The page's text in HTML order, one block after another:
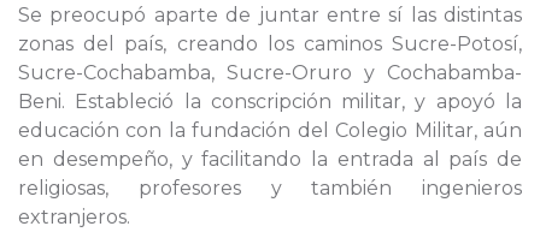
Se preocupó aparte de juntar entre sí las distintas
zonas del país, creando los caminos Sucre-Potosí,
Sucre-Cochabamba, Sucre-Oruro y Cochabamba-
Beni. Estableció la conscripción militar, y apoyó la
educación con la fundación del Colegio Militar, aún
en desempeño, y facilitando la entrada al país de
religiosas, profesores y también ingenieros
extranjeros.